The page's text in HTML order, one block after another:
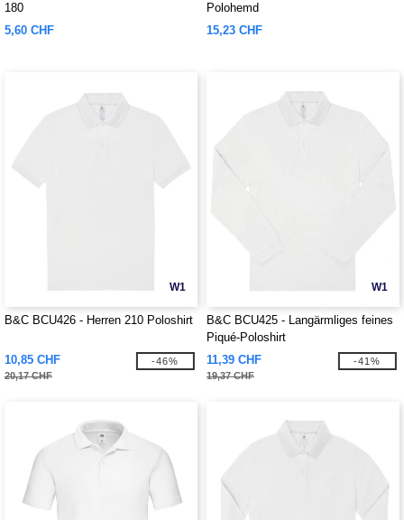
180
5,60 CHF
Polohemd
15,23 CHF
W1
B&C BCU426 - Herren 210 Poloshirt
10,85 CHF
20,17 CHF
-46%
W1
B&C BCU425 - Langärmliges feines
Piqué-Poloshirt
11,39 CHF
19,37 CHF
-41%